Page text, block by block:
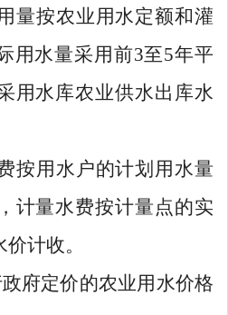
量按农业用水定额和灌
用水量采用前3至5年平
用水库农业供水出库水
按用水户的计划用水量
计量水费按计量点的实
计收。
府定价的农业用 水价格